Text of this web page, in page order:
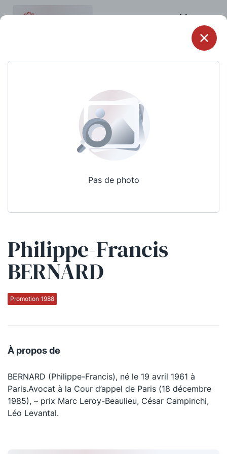
Menu
Pas de photo
Philippe-Francis
BERNARD
Promotion 1988
À propos de
BERNARD (Philippe-Francis), né le 19 avril 1961 à
Paris.Avocat à la Cour d’appel de Paris (18 décembre
1985), – prix Marc Leroy-Beaulieu, César Campinchi,
Léo Levantal.
Qui sommes-nous ?
La Conférence
La défense pénale
Le Concours de la Conférence
La Conférence Berryer
La Petite Conférence